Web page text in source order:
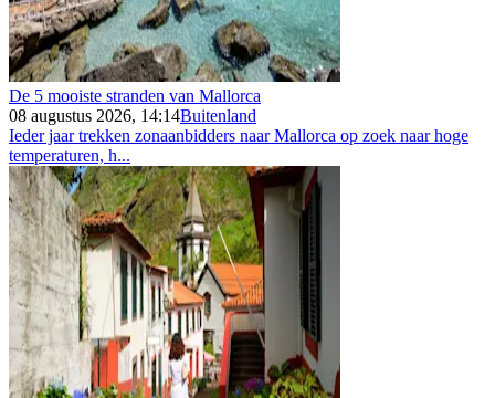
De 5 mooiste stranden van Mallorca
08 augustus 2026, 14:14Buitenland
Ieder jaar trekken zonaanbidders naar Mallorca op zoek naar hoge
temperaturen, h...